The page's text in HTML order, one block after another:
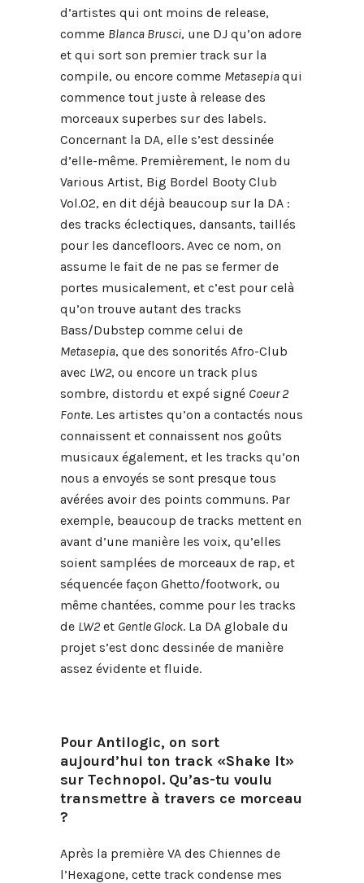
d’artistes qui ont moins de release,
comme Blanca Brusci, une DJ qu’on adore
et qui sort son premier track sur la
compile, ou encore comme Metasepiaqui
commence tout juste à release des
morceaux superbes sur des labels.
Concernant la DA, elle s’est dessinée
d’elle-même. Premièrement, le nom du
Various Artist, Big Bordel Booty Club
Vol.02, en dit déjà beaucoup sur la DA :
des tracks éclectiques, dansants, taillés
pour les dancefloors. Avec ce nom, on
assume le fait de ne pas se fermer de
portes musicalement, et c’est pour celà
qu’on trouve autant des tracks
Bass/Dubstep comme celui de
Metasepia, que des sonorités Afro-Club
avec LW2, ou encore un track plus
sombre, distordu et expé signé Coeur 2
Fonte. Les artistes qu’on a contactés nous
connaissent et connaissent nos goûts
musicaux également, et les tracks qu’on
nous a envoyés se sont presque tous
avérées avoir des points communs. Par
exemple, beaucoup de tracks mettent en
avant d’une manière les voix, qu’elles
soient samplées de morceaux de rap, et
séquencée façon Ghetto/footwork, ou
même chantées, comme pour les tracks
de LW2 et Gentle Glock. La DA globale du
projet s’est donc dessinée de manière
assez évidente et fluide.
Pour Antilogic, on sort
aujourd’hui ton track «Shake It»
sur Technopol. Qu’as-tu voulu
transmettre à travers ce morceau
?
Après la première VA des Chiennes de
l’Hexagone, cette track condense mes